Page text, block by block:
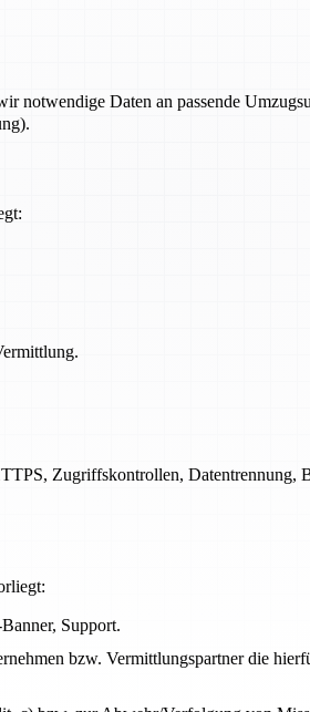
Daten an passende
Zugriffskontrollen,
Support.
bzw. Vermittlungspartner die